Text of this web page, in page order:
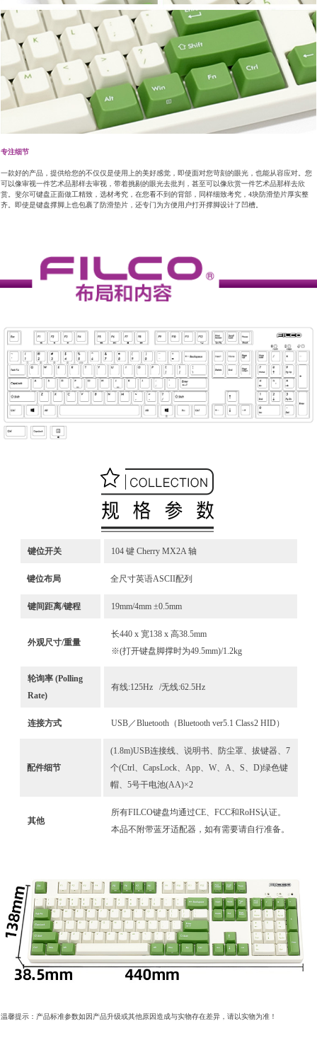
专注细节
一款好的产品，提供给您的不仅仅是使用上的美好感觉，即使面对您苛刻的眼光，也能从容应对。您
可以像审视一件艺术品那样去审视，带着挑剔的眼光去批判，甚至可以像欣赏一件艺术品那样去欣
赏。斐尔可键盘正面做工精致，选材考究，在您看不到的背部，同样细致考究，4块防滑垫片厚实整
齐。即使是键盘撑脚上也包裹了防滑垫片，还专门为方便用户打开撑脚设计了凹槽。
键位开关 104 键 Cherry MX2A 轴
键位布局 全尺寸英语ASCII配列
键间距离/键程 19mm/4mm ±0.5mm
外观尺寸/重量
长440 x 宽138 x 高38.5mm
※(打开键盘脚撑时为49.5mm)/1.2kg
轮询率 (Polling
Rate)
有线:125Hz /无线:62.5Hz
连接方式 USB／Bluetooth（Bluetooth ver5.1 Class2 HID）
配件细节
(1.8m)USB连接线、说明书、防尘罩、拔键器、7
个(Ctrl、CapsLock、App、W、A、S、D)绿色键
帽、5号干电池(AA)×2
其他
所有FILCO键盘均通过CE、FCC和RoHS认证。
本品不附带蓝牙适配器，如有需要请自行准备。
温馨提示：产品标准参数如因产品升级或其他原因造成与实物存在差异，请以实物为准！